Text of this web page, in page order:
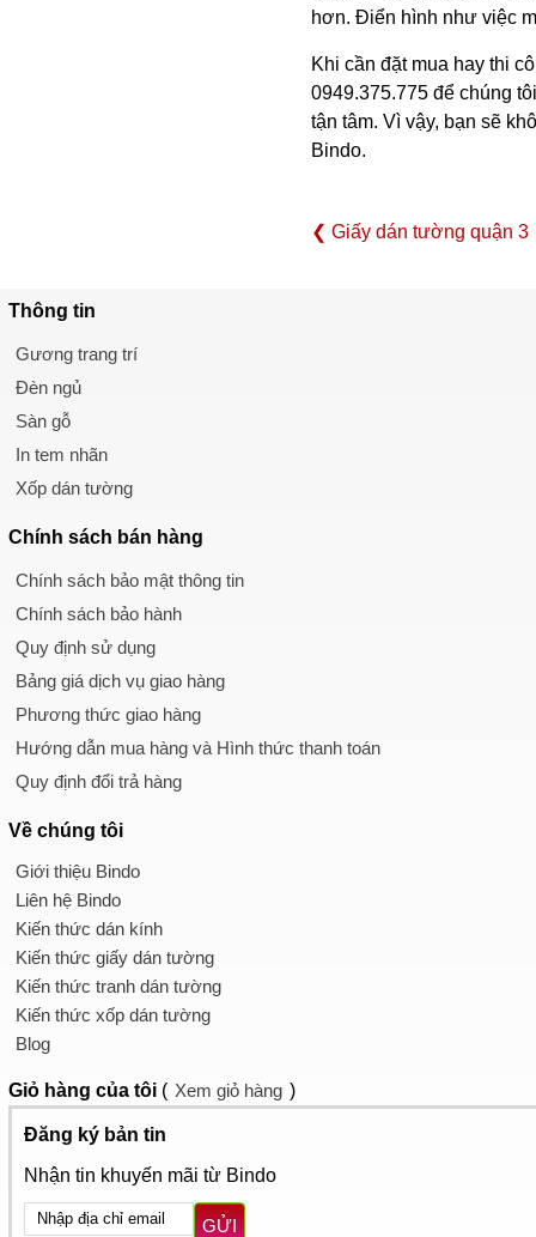
hơn. Điển hình như việc
Khi cần đặt mua hay thi
0949.375.775 để chúng
tận tâm. Vì vậy, bạn sẽ
Bindo.
❮ Giấy dán tường quận 3
Thông tin
Gương trang trí
Đèn ngủ
Sàn gỗ
In tem nhãn
Xốp dán tường
Chính sách bán hàng
Chính sách bảo mật thông tin
Chính sách bảo hành
Quy định sử dụng
Bảng giá dịch vụ giao hàng
Phương thức giao hàng
Hướng dẫn mua hàng và Hình thức thanh toán
Quy định đổi trả hàng
Về chúng tôi
Giới thiệu Bindo
Liên hệ Bindo
Kiến thức dán kính
Kiến thức giấy dán tường
Kiến thức tranh dán tường
Kiến thức xốp dán tường
Blog
Giỏ hàng của tôi ( Xem giỏ hàng )
Đăng ký bản tin
Nhận tin khuyến mãi từ Bindo
GỬI